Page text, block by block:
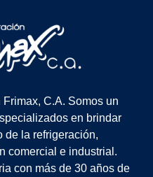
C.A. Somos un
en brindar
de la refrigeración,
comercial e industrial.
con más de 30 años de